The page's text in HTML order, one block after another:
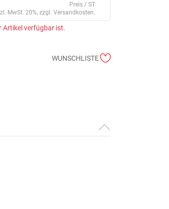
Preis / ST
MwSt. 20%, zzgl. Versandkosten.
Artikel verfügbar ist.
WUNSCHLISTE